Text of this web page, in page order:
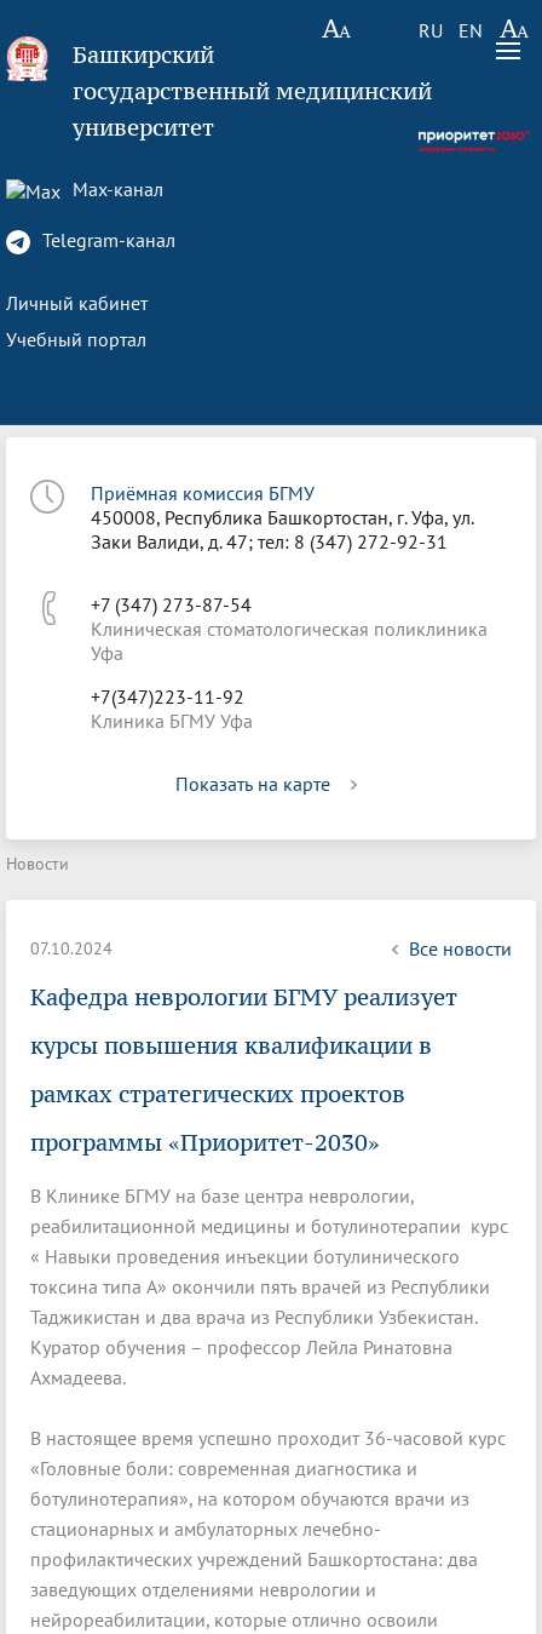
RU EN
Башкирский
государственный медицинский
университет
Max-канал
Telegram-канал
Личный кабинет
Учебный портал
Приёмная комиссия БГМУ
450008, Республика Башкортостан, г. Уфа, ул.
Заки Валиди, д. 47; тел: 8 (347) 272-92-31
+7 (347) 273-87-54
Клиническая стоматологическая поликлиника
Уфа
+7(347)223-11-92
Клиника БГМУ Уфа
Показать на карте
Новости
07.10.2024 Все новости
Кафедра неврологии БГМУ реализует
курсы повышения квалификации в
рамках стратегических проектов
программы «Приоритет-2030»
В Клинике БГМУ на базе центра неврологии,
реабилитационной медицины и ботулинотерапии курс
« Навыки проведения инъекции ботулинического
токсина типа А» окончили пять врачей из Республики
Таджикистан и два врача из Республики Узбекистан.
Куратор обучения – профессор Лейла Ринатовна
Ахмадеева.
В настоящее время успешно проходит 36-часовой курс
«Головные боли: современная диагностика и
ботулинотерапия», на котором обучаются врачи из
стационарных и амбулаторных лечебно-
профилактических учреждений Башкортостана: два
заведующих отделениями неврологии и
нейрореабилитации, которые отлично освоили